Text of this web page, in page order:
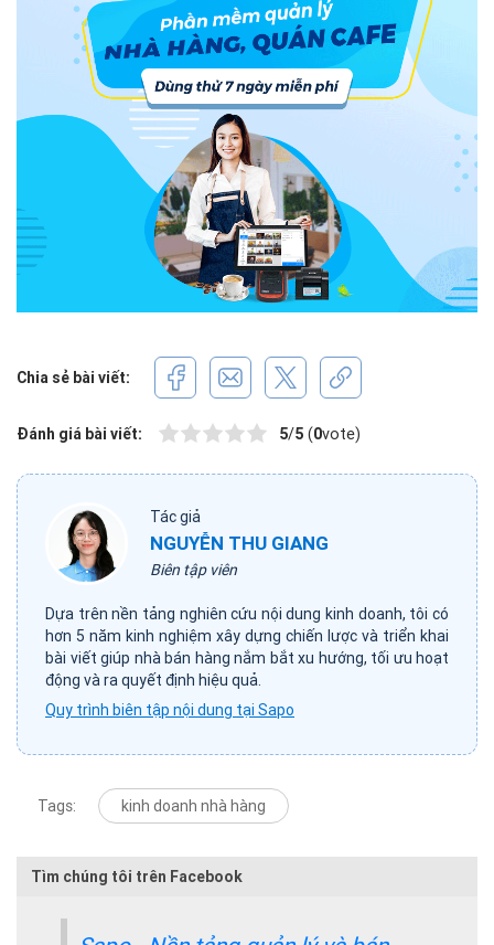
Chia sẻ bài viết:
Đánh giá bài viết: 5/5 (0vote)
Tác giả
NGUYỄN THU GIANG
Biên tập viên
Dựa trên nền tảng nghiên cứu nội dung kinh doanh, tôi có
hơn 5 năm kinh nghiệm xây dựng chiến lược và triển khai
bài viết giúp nhà bán hàng nắm bắt xu hướng, tối ưu hoạt
động và ra quyết định hiệu quả.
Quy trình biên tập nội dung tại Sapo
Tags: kinh doanh nhà hàng
Tìm chúng tôi trên Facebook